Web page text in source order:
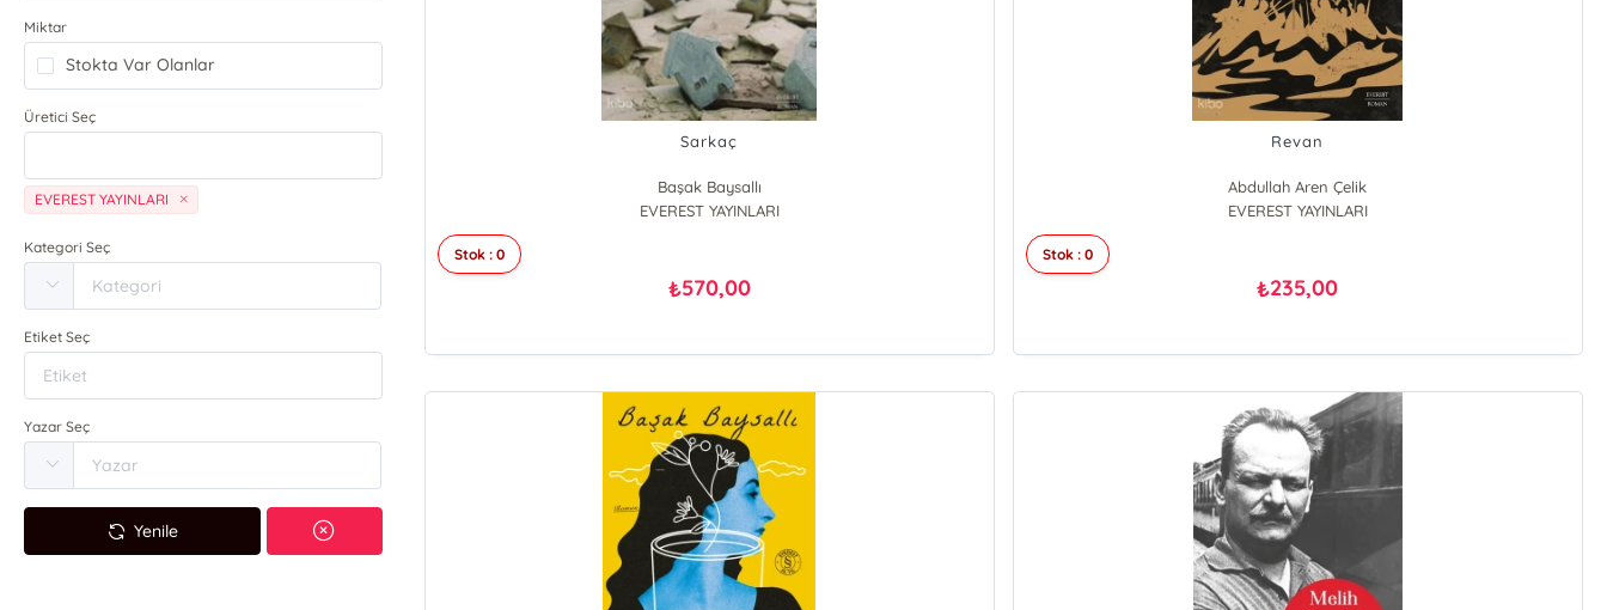
Miktar
Stokta Var Olanlar
Üretici Seç
EVEREST YAYINLARI
Kategori Seç
Etiket Seç
Yazar Seç
Yenile
Sarkaç
Başak Baysallı
EVEREST YAYINLARI
Stok : 0
₺570,00
Revan
Abdullah Aren Çelik
EVEREST YAYINLARI
Stok : 0
₺235,00